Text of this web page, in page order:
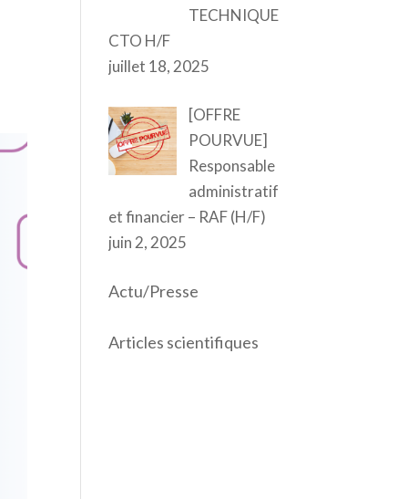
TECHNIQUE
CTO H/F
juillet 18, 2025
[OFFRE
POURVUE]
Responsable
administratif
et financier – RAF (H/F)
juin 2, 2025
Actu/Presse
Articles scientifiques